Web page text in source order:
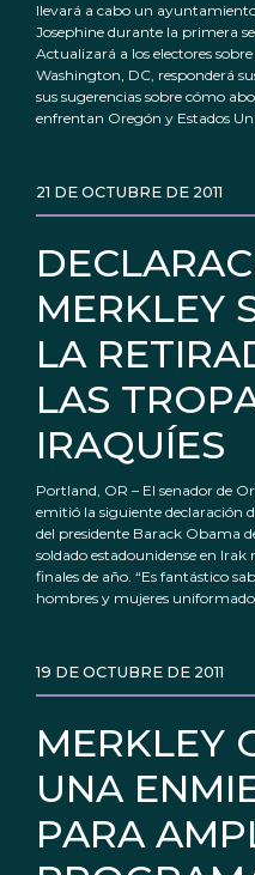
llevará a cabo un
Josephine durante la primera
Actualizará a los electores
Washington, DC, responderá
sus sugerencias sobre cómo
enfrentan Oregón y Estados
MERKLEY
LA
LAS
IRAQUÍES
21 DE OCTUBRE DE 2011
Portland, OR – El senador de
emitió la siguiente declaración
del presidente Barack Obama
soldado estadounidense en Irak
finales de año. “Es fantástico
hombres y mujeres
MERKLEY
UNA
PARA
19 DE OCTUBRE DE 2011